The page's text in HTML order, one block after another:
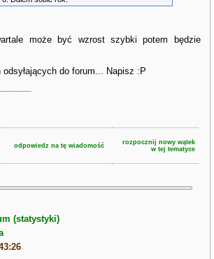
może być wzrost szybki potem będzie
do forum... Napisz :P
odpowiedz na tę wiadomość
rozpocznij nowy wątek
w tej tematyce
(statystyki)